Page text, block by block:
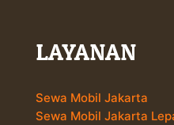
LAYANAN
Sewa Mobil Jakarta
Sewa Mobil Jakarta